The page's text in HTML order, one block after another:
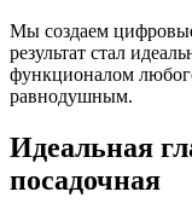
Мы создаем
результат стал
функционалом
равнодушным.
Идеальная
посадочная